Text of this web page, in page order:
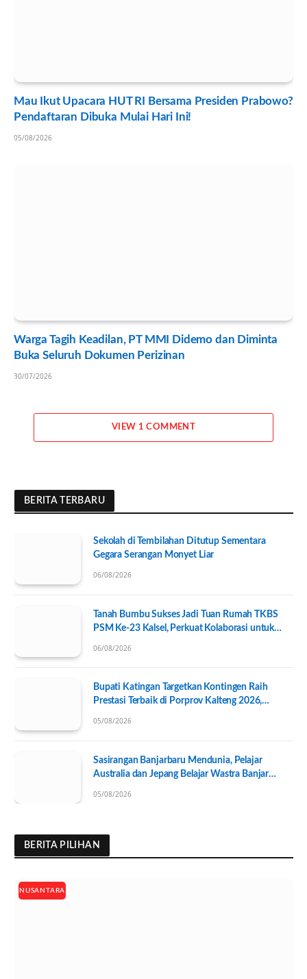
Mau Ikut Upacara HUT RI Bersama Presiden Prabowo?
Pendaftaran Dibuka Mulai Hari Ini!
05/08/2026
Warga Tagih Keadilan, PT MMI Didemo dan Diminta
Buka Seluruh Dokumen Perizinan
30/07/2026
VIEW 1 COMMENT
BERITA TERBARU
Sekolah di Tembilahan Ditutup Sementara
Gegara Serangan Monyet Liar
06/08/2026
Tanah Bumbu Sukses Jadi Tuan Rumah TKBS
PSM Ke-23 Kalsel, Perkuat Kolaborasi untuk
06/08/2026
Bupati Katingan Targetkan Kontingen Raih
Prestasi Terbaik di Porprov Kalteng 2026,
05/08/2026
Sasirangan Banjarbaru Mendunia, Pelajar
Australia dan Jepang Belajar Wastra Banjar
05/08/2026
BERITA PILIHAN
NUSANTARA